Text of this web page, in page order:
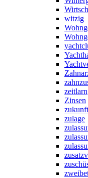
witzig
zeitlarn
Zinsen
zukunft
zulage